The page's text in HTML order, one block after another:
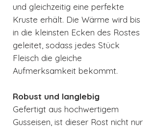
und gleichzeitig eine perfekte
Kruste erhält. Die Wärme wird bis
in die kleinsten Ecken des Rostes
geleitet, sodass jedes Stück
Fleisch die gleiche
Aufmerksamkeit bekommt.
Robust und langlebig
Gefertigt aus hochwertigem
Gusseisen, ist dieser Rost nicht nur